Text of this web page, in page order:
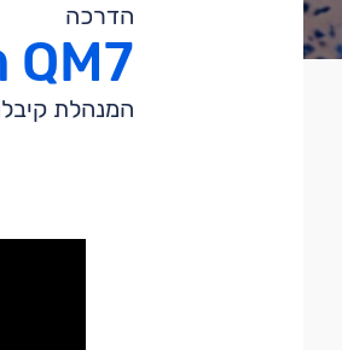
הדרכה
QM7 הדרכה: אז רגע, מה עם מיופי כוח?
המנהלת